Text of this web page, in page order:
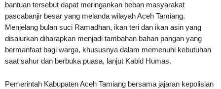
bantuan tersebut dapat meringankan beban masyarakat
pascabanjir besar yang melanda wilayah Aceh Tamiang.
Menjelang bulan suci Ramadhan, ikan teri dan ikan asin yang
disalurkan diharapkan menjadi tambahan bahan pangan yang
bermanfaat bagi warga, khususnya dalam memenuhi kebutuhan
saat sahur dan berbuka puasa, lanjut Kabid Humas.
Pemerintah Kabupaten Aceh Tamiang bersama jajaran kepolisian